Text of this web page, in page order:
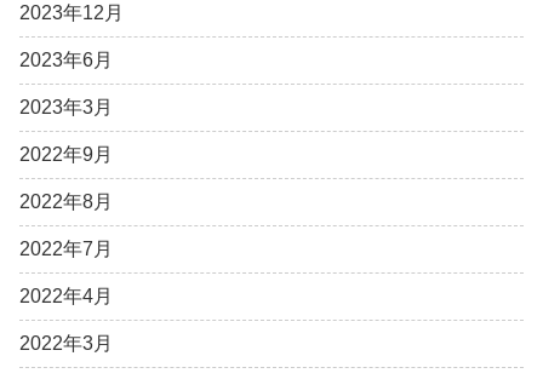
2023年12月
2023年6月
2023年3月
2022年9月
2022年8月
2022年7月
2022年4月
2022年3月